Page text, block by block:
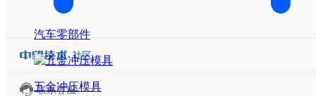
汽车零部件
五金冲压模具
联系客服